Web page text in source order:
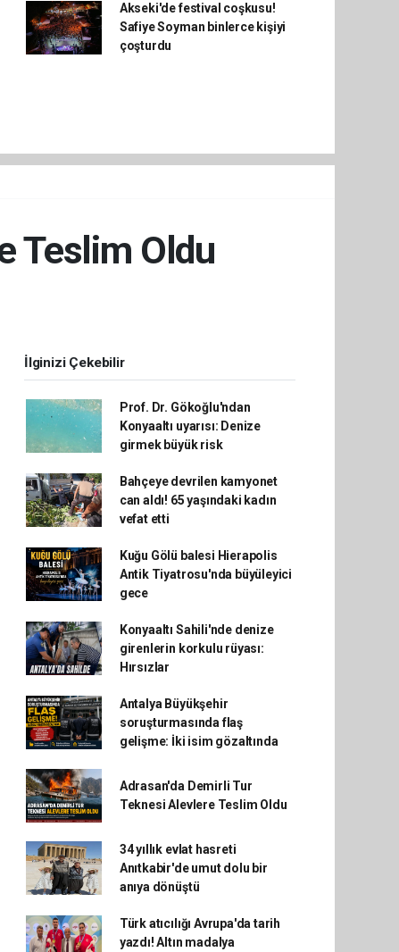
Akseki'de festival coşkusu!
Safiye Soyman binlerce kişiyi
çoşturdu
Teslim Oldu
İlginizi Çekebilir
Prof. Dr. Gökoğlu'ndan
Konyaaltı uyarısı: Denize
girmek büyük risk
Bahçeye devrilen kamyonet
can aldı! 65 yaşındaki kadın
vefat etti
Kuğu Gölü balesi Hierapolis
Antik Tiyatrosu'nda büyüleyici
gece
Konyaaltı Sahili'nde denize
girenlerin korkulu rüyası:
Hırsızlar
Antalya Büyükşehir
soruşturmasında flaş
gelişme: İki isim gözaltında
Adrasan'da Demirli Tur
Teknesi Alevlere Teslim Oldu
34 yıllık evlat hasreti
Anıtkabir'de umut dolu bir
anıya dönüştü
Türk atıcılığı Avrupa'da tarih
yazdı! Altın madalya